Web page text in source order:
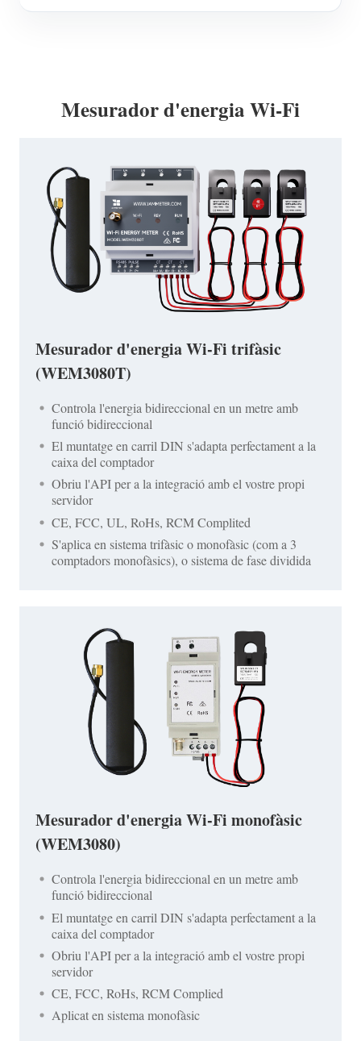
Mesurador d'energia Wi-Fi
Mesurador d'energia Wi-Fi trifàsic
(WEM3080T)
Controla l'energia bidireccional en un metre amb
funció bidireccional
El muntatge en carril DIN s'adapta perfectament a la
caixa del comptador
Obriu l'API per a la integració amb el vostre propi
servidor
CE, FCC, UL, RoHs, RCM Complited
S'aplica en sistema trifàsic o monofàsic (com a 3
comptadors monofàsics), o sistema de fase dividida
Mesurador d'energia Wi-Fi monofàsic
(WEM3080)
Controla l'energia bidireccional en un metre amb
funció bidireccional
El muntatge en carril DIN s'adapta perfectament a la
caixa del comptador
Obriu l'API per a la integració amb el vostre propi
servidor
CE, FCC, RoHs, RCM Complied
Aplicat en sistema monofàsic